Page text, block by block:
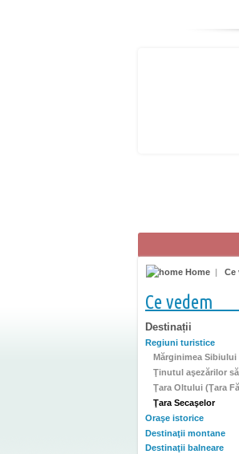
Home | Ce
Ce vedem
Destinații
Regiuni turistice
Mărginimea Sibiului
Ţinutul aşezărilor
Ţara Oltului (Ţara
Ţara Secaşelor
Oraşe istorice
Destinaţii montane
Destinaţii balneare